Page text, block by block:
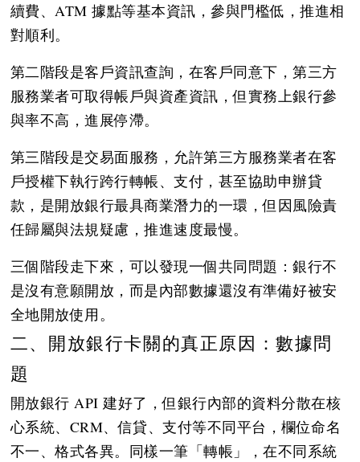
續費、ATM 據點等基本資訊，參與門檻低，推進相
對順利。
第二階段是客戶資訊查詢，在客戶同意下，第三方
服務業者可取得帳戶與資產資訊，但實務上銀行參
與率不高，進展停滯。
第三階段是交易面服務，允許第三方服務業者在客
戶授權下執行跨行轉帳、支付，甚至協助申辦貸
款，是開放銀行最具商業潛力的一環，但因風險責
任歸屬與法規疑慮，推進速度最慢。
三個階段走下來，可以發現一個共同問題：銀行不
是沒有意願開放，而是內部數據還沒有準備好被安
全地開放使用。
二、開放銀行卡關的真正原因：數據問
題
開放銀行 API 建好了，但銀行內部的資料分散在核
心系統、CRM、信貸、支付等不同平台，欄位命名
不一、格式各異。同樣一筆「轉帳」，在不同系統